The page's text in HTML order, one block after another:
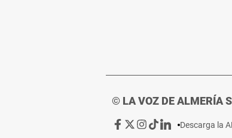
© LA VOZ DE ALMERÍA
Ir
Ir
Ir Ir Ir
Descarga la